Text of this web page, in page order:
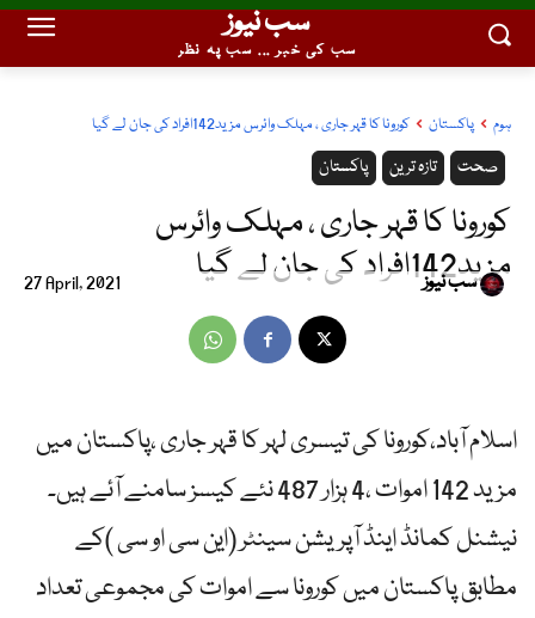
سب نیوز
سب کی خبر ... سب پہ نظر
ہوم پاکستان کورونا کا قہر جاری ، مہلک وائرس مزید142افراد کی جان لے گیا
پاکستان تازہ ترین صحت
کورونا کا قہر جاری ، مہلک وائرس
مزید142افراد کی جان لے گیا
27 April, 2021 سب نیوز
اسلام آباد،کورونا کی تیسری لہر کا قہر جاری ،پاکستان میں
مزید 142 اموات ،4 ہزار 487 نئے کیسز سامنے آئے ہیں۔
نیشنل کمانڈ اینڈ آپریشن سینٹر (این سی او سی )کے
مطابق پاکستان میں کورونا سے اموات کی مجموعی تعداد